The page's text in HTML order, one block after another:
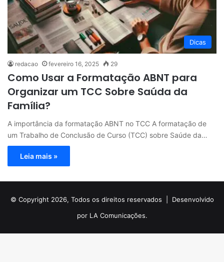
Dicas
redacao fevereiro 16, 2025 29
Como Usar a Formatação ABNT para
Organizar um TCC Sobre Saúda da
Família?
A importância da formatação ABNT no TCC A formatação de
um Trabalho de Conclusão de Curso (TCC) sobre Saúde da…
Leia mais »
© Copyright 2026, Todos os direitos reservados | Desenvolvido
por LA Comunicações.